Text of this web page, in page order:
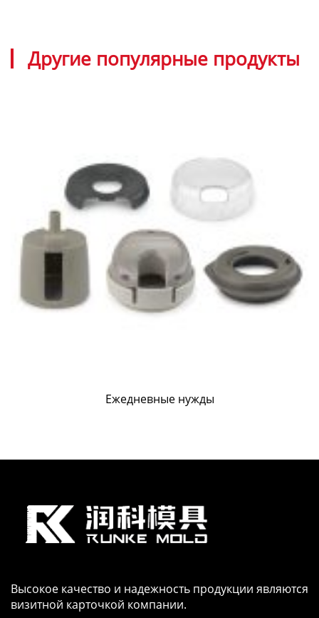
Другие популярные продукты
Горнолыжный шлем GH06
Высокое качество и надежность продукции являются
визитной карточкой компании.